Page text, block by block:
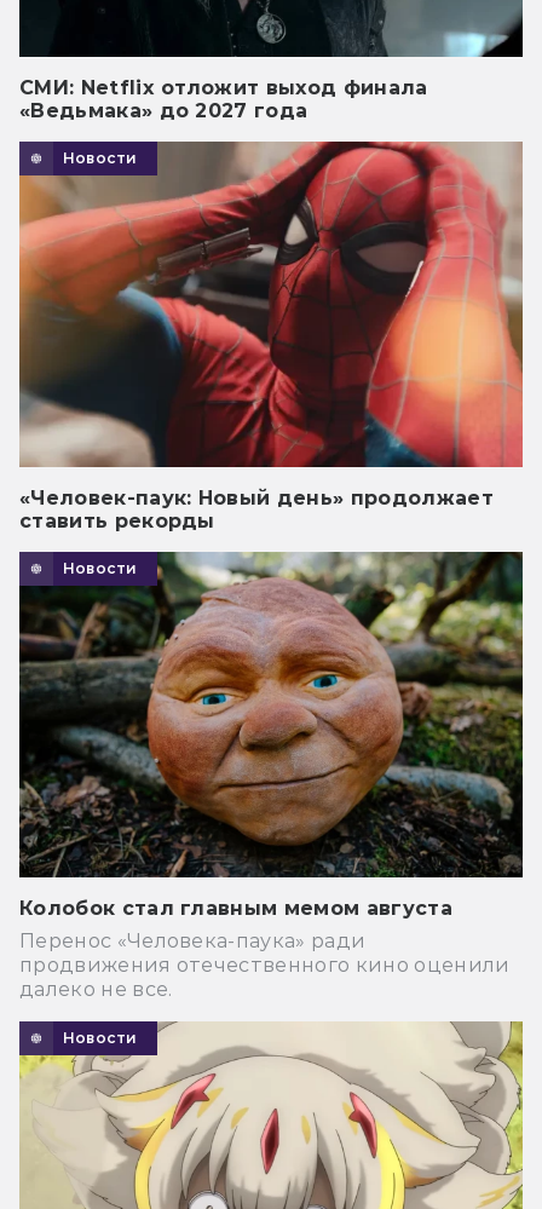
СМИ: Netflix отложит выход финала
«Ведьмака» до 2027 года
Новости
«Человек-паук: Новый день» продолжает
ставить рекорды
Новости
Колобок стал главным мемом августа
Перенос «Человека-паука» ради
продвижения отечественного кино оценили
далеко не все.
Новости